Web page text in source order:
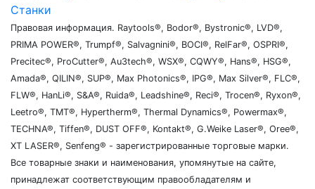
Станки
Правовая информация. Raytools®, Bodor®, Bystronic®, LVD®,
PRIMA POWER®, Trumpf®, Salvagnini®, BOCI®, RelFar®, OSPRI®,
Precitec®, ProCutter®, Au3tech®, WSX®, CQWY®, Hans®, HSG®,
Amada®, QILIN®, SUP®, Max Photonics®, IPG®, Max Silver®, FLC®,
FLW®, HanLi®, S&A®, Ruida®, Leadshine®, Reci®, Trocen®, Ryxon®,
Leetro®, TMT®, Hypertherm®, Thermal Dynamics®, Powermax®,
TECHNA®, Tiffen®, DUST OFF®, Kontakt®, G.Weike Laser®, Oree®,
XT LASER®, Senfeng® - зарегистрированные торговые марки.
Все товарные знаки и наименования, упомянутые на сайте,
принадлежат соответствующим правообладателям и